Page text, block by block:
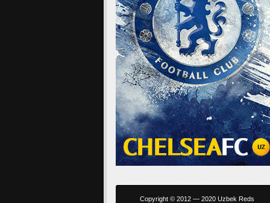
Copyright © 2012 — 2020 Uzbek Reds